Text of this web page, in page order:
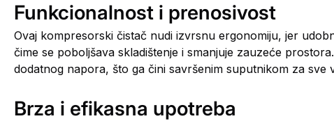
Funkcionalnost i prenosivost
Ovaj kompresorski čistač nudi izvrsnu ergonomiju, jer
čime se poboljšava skladištenje i smanjuje zauzeće
dodatnog napora, što ga čini savršenim suputnikom za sve
Brza i efikasna upotreba